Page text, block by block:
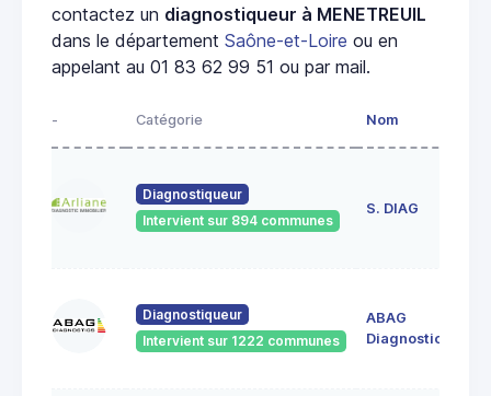
contactez un diagnostiqueur à MENETREUIL
dans le département Saône-et-Loire ou en
appelant au 01 83 62 99 51 ou par mail.
- Catégorie Nom
Diagnostiqueur
Intervient sur 894 communes
S. DIAG
Diagnostiqueur
Intervient sur 1222 communes
ABAG
Diagnostics